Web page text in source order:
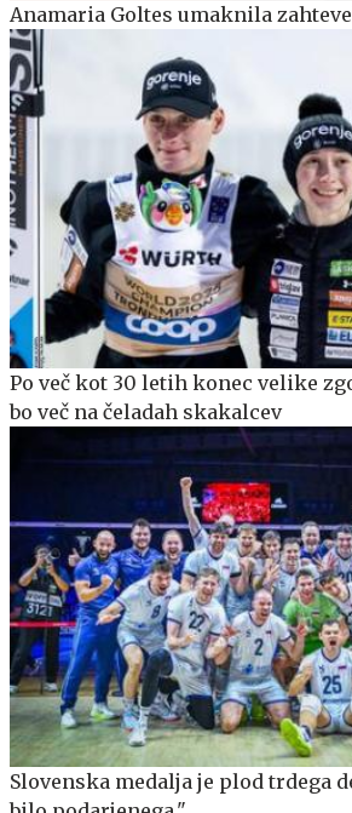
Anamaria Goltes umaknila
Po več kot 30 letih konec velike
bo več na čeladah skakalcev
Slovenska medalja je plod trdega